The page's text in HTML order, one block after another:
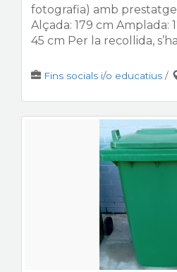
fotografia) amb
Alçada: 179 cm Amplada:
45 cm Per la recollida,
Fins socials i/o educatius /